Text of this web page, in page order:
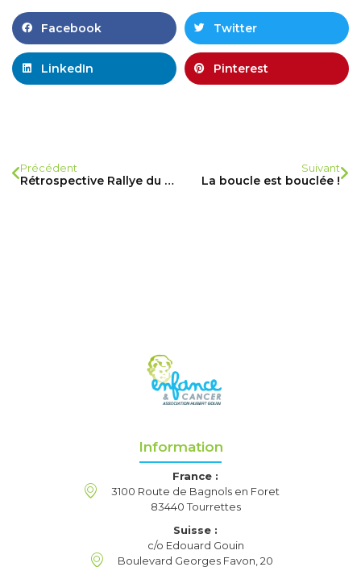
Facebook Twitter
LinkedIn Pinterest
Précédent
Rétrospective Rallye du Lions Club Cannes Côte d’Azur
Suivant
La boucle est bouclée !
Information
France :
3100 Route de Bagnols en Foret
83440 Tourrettes
Suisse :
c/o Edouard Gouin
Boulevard Georges Favon, 20